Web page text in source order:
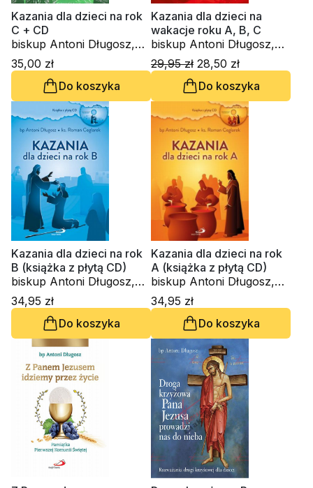
Kazania dla dzieci na rok
C + CD
biskup Antoni Długosz,
ks. Roman Ceglarek
35,00 zł
Do koszyka
Kazania dla dzieci na
wakacje roku A, B, C
biskup Antoni Długosz,
ks. Roman Ceglarek
29,95 zł 28,50 zł
Do koszyka
Kazania dla dzieci na rok
B (książka z płytą CD)
biskup Antoni Długosz,
ks. Roman Ceglarek
34,95 zł
Do koszyka
Kazania dla dzieci na rok
A (książka z płytą CD)
biskup Antoni Długosz,
ks. Roman Ceglarek
34,95 zł
Do koszyka